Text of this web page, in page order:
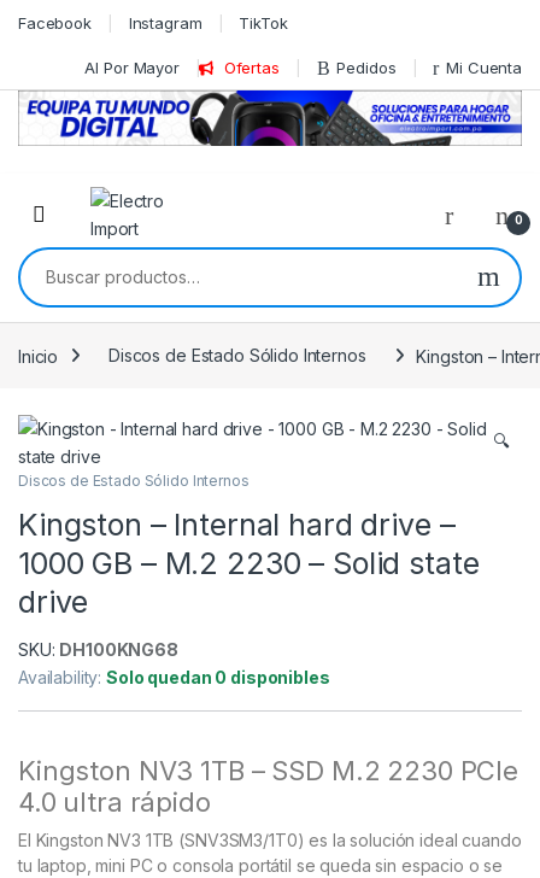
Skip to navigation
Skip to content
Facebook Instagram TikTok
Al Por Mayor Ofertas Pedidos Mi Cuenta
0
Buscar por:
Inicio Discos de Estado Sólido Internos Kingston –
🔍
Discos de Estado Sólido Internos
Kingston – Internal hard drive –
1000 GB – M.2 2230 – Solid state
drive
SKU: DH100KNG68
Availability:Solo quedan 0 disponibles
Kingston NV3 1TB – SSD M.2 2230 PCIe
4.0 ultra rápido
El Kingston NV3 1TB (SNV3SM3/1T0) es la solución ideal cuando
tu laptop, mini PC o consola portátil se queda sin espacio o se